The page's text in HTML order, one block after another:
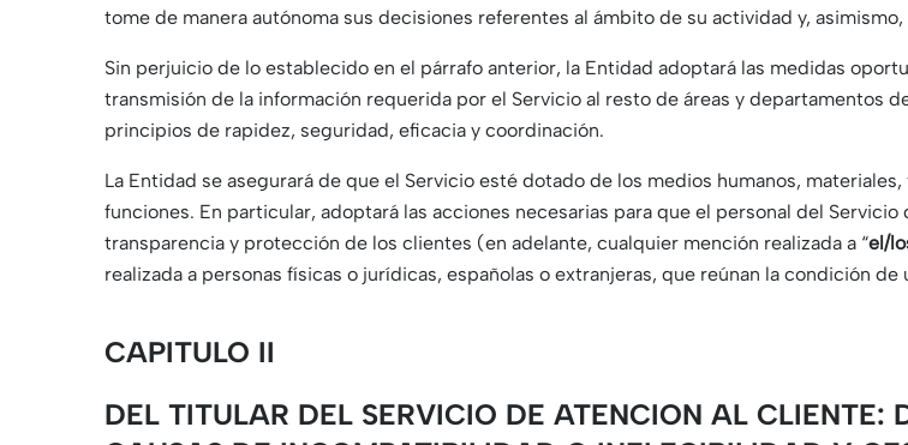
tome de manera autónoma sus decisiones referentes al ámbito de su actividad y,
Sin perjuicio de lo establecido en el párrafo anterior, la Entidad adoptará las medidas
transmisión de la información requerida por el Servicio al resto de áreas y departamentos
principios de rapidez, seguridad, eficacia y coordinación.
La Entidad se asegurará de que el Servicio esté dotado de los medios humanos,
funciones. En particular, adoptará las acciones necesarias para que el personal del
transparencia y protección de los clientes (en adelante, cualquier mención realizada a “el/
realizada a personas físicas o jurídicas, españolas o extranjeras, que reúnan la condición
CAPITULO II
DEL TITULAR DEL SERVICIO DE ATENCION AL